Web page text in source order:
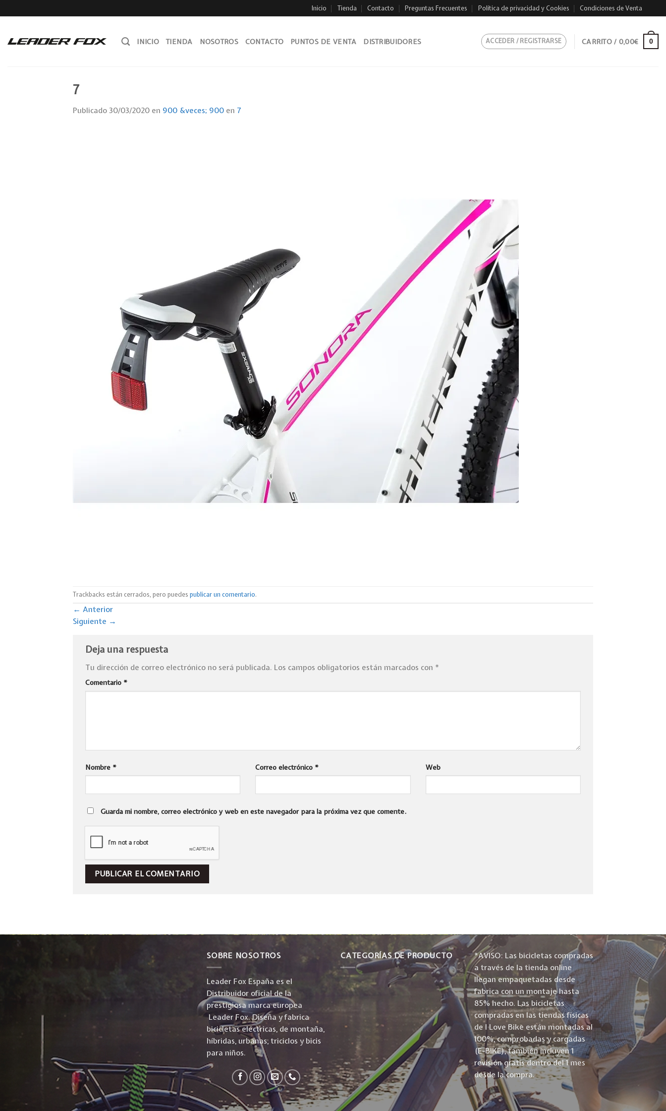
to
Inicio Tienda Contacto Preguntas Frecuentes Política de privacidad y Cookies Condiciones de Venta
INICIO TIENDA NOSOTROS CONTACTO PUNTOS DE VENTA DISTRIBUIDORES ACCEDER / REGISTRARSE CARRITO / 0,00€ 0
7
Publicado30/03/2020 en 900 &veces; 900 en 7
Trackbacks están cerrados, pero puedes publicar un comentario.
← Anterior
Siguiente →
Deja una respuesta
Tu dirección de correo electrónico no será publicada. Los campos obligatorios están marcados con *
Comentario *
Nombre * Correo electrónico * Web
Guarda mi nombre, correo electrónico y web en este navegador para la próxima vez que comente.
SOBRE NOSOTROS
Leader Fox España es el
Distribuidor oficial de la
prestigiosa marca europea
Leader Fox. Diseña y fabrica
bicicletas eléctricas, de montaña,
híbridas, urbanas, triciclos y bicis
para niños.
CATEGORÍAS DE PRODUCTO
*AVISO: Las bicicletas compradas
a través de la tienda online
llegan empaquetadas desde
fabrica con un montaje hasta
85% hecho. Las bicicletas
compradas en las tiendas físicas
de I Love Bike están montadas al
100%, comprobadas y cargadas
(E-BIKE), también incluyen 1
revisión gratis dentro del 1 mes
desde la compra.